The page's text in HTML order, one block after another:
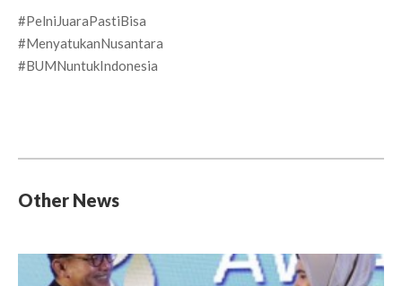
#PelniJuaraPastiBisa
#MenyatukanNusantara
#BUMNuntukIndonesia
Other News